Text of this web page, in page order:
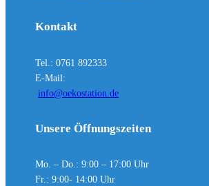
Kontakt
Tel.: 0761 892333
E-Mail:
info@oekostation.de
Unsere Öffnungszeiten
Mo. – Do.: 9:00 – 17:00 Uhr
Fr.: 9:00- 14:00 Uhr